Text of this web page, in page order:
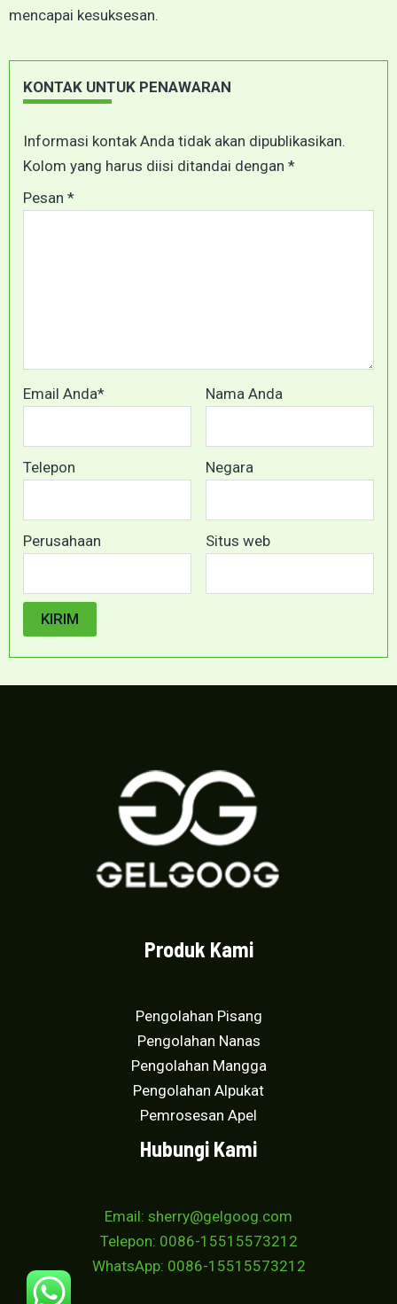
mencapai kesuksesan.
KONTAK UNTUK PENAWARAN
Informasi kontak Anda tidak akan dipublikasikan.
Kolom yang harus diisi ditandai dengan *
Pesan *
Email Anda* Nama Anda
Telepon Negara
Perusahaan Situs web
Produk Kami
Pengolahan Pisang
Pengolahan Nanas
Pengolahan Mangga
Pengolahan Alpukat
Pemrosesan Apel
Hubungi Kami
Email: sherry@gelgoog.com
Telepon: 0086-15515573212
WhatsApp: 0086-15515573212